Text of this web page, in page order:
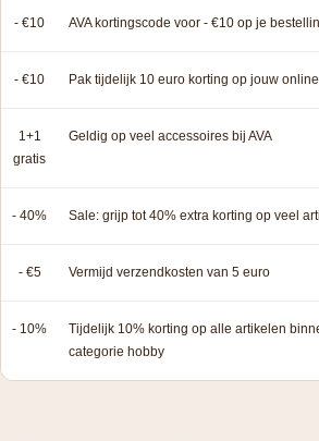
- €10 AVA kortingscode voor - €10 op je
- €10 Pak tijdelijk 10 euro korting op jouw
1+1
gratis
Geldig op veel accessoires bij AVA
- 40% Sale: grijp tot 40% extra korting op veel
- €5 Vermijd verzendkosten van 5 euro
- 10%
Tijdelijk 10% korting op alle artikelen
categorie hobby